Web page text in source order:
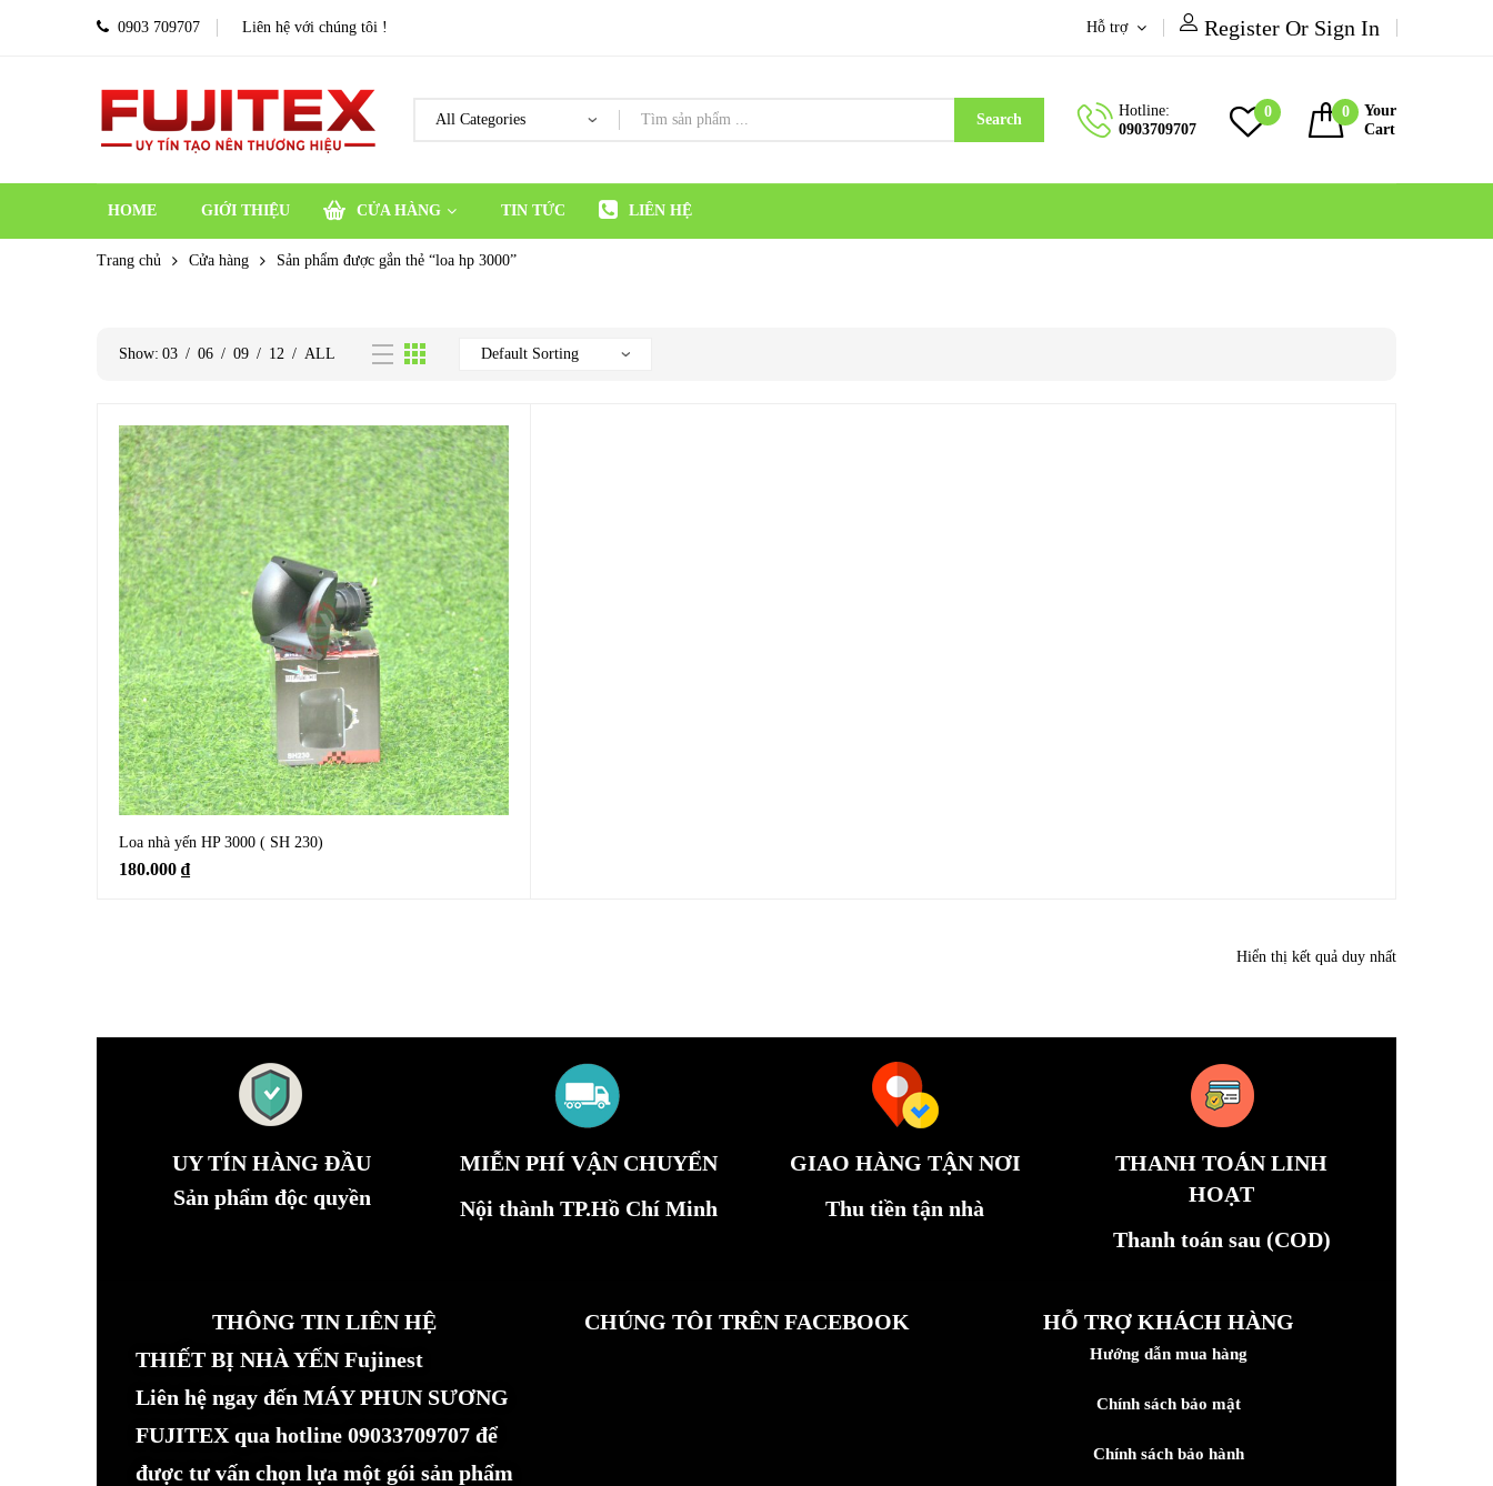
0903 709707 Liên hệ với chúng tôi ! Hỗ trợ Register Or Sign In
Search
Hotline:
0903709707
0 0
Your
Cart
HOME GIỚI THIỆU CỬA HÀNG TIN TỨC LIÊN HỆ
Trang chủ Cửa hàng Sản phẩm được gắn thẻ “loa hp 3000”
Show: 03 / 06 / 09 / 12 / ALL
Loa nhà yến HP 3000 ( SH 230)
180.000 ₫
Hiển thị kết quả duy nhất
UY TÍN HÀNG ĐẦU
Sản phẩm độc quyền
MIỄN PHÍ VẬN CHUYỂN
Nội thành TP.Hồ Chí Minh
GIAO HÀNG TẬN NƠI
Thu tiền tận nhà
THANH TOÁN LINH
HOẠT
Thanh toán sau (COD)
THÔNG TIN LIÊN HỆ
THIẾT BỊ NHÀ YẾN Fujinest
Liên hệ ngay đến MÁY PHUN SƯƠNG
FUJITEX qua hotline 09033709707 để
được tư vấn chọn lựa một gói sản phẩm
CHÚNG TÔI TRÊN FACEBOOK HỖ TRỢ KHÁCH HÀNG
Hướng dẫn mua hàng
Chính sách bảo mật
Chính sách bảo hành